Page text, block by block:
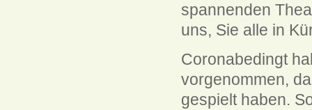
spannenden
uns, Sie alle in
Coronabedingt
vorgenommen,
gespielt haben.